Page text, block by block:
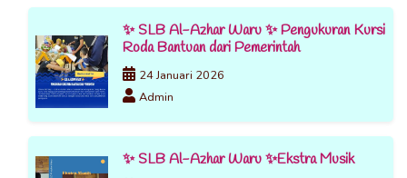
✨ SLB Al-Azhar Waru ✨ Pengukuran Kursi
Roda Bantuan dari Pemerintah
24 Januari 2026
Admin
✨ SLB Al-Azhar Waru ✨Ekstra Musik